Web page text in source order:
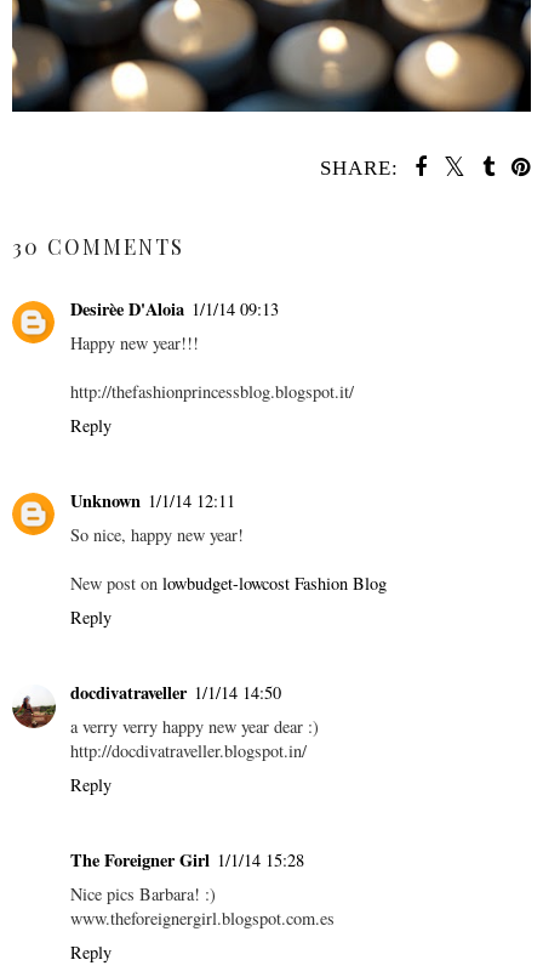
SHARE:
30 COMMENTS
Desirèe D'Aloia 1/1/14 09:13
Happy new year!!!
http://thefashionprincessblog.blogspot.it/
Reply
Unknown 1/1/14 12:11
So nice, happy new year!
New post on lowbudget-lowcost Fashion Blog
Reply
docdivatraveller 1/1/14 14:50
a verry verry happy new year dear :)
http://docdivatraveller.blogspot.in/
Reply
The Foreigner Girl 1/1/14 15:28
Nice pics Barbara! :)
www.theforeignergirl.blogspot.com.es
Reply